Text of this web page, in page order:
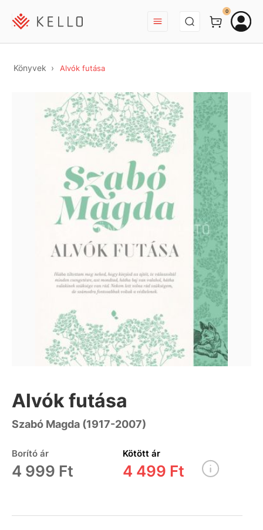
BEJELENTKEZÉS
0
Könyvek Alvók futása
Alvók futása
Szabó Magda (1917-2007)
Borító ár
4 999 Ft
Kötött ár
4 499 Ft